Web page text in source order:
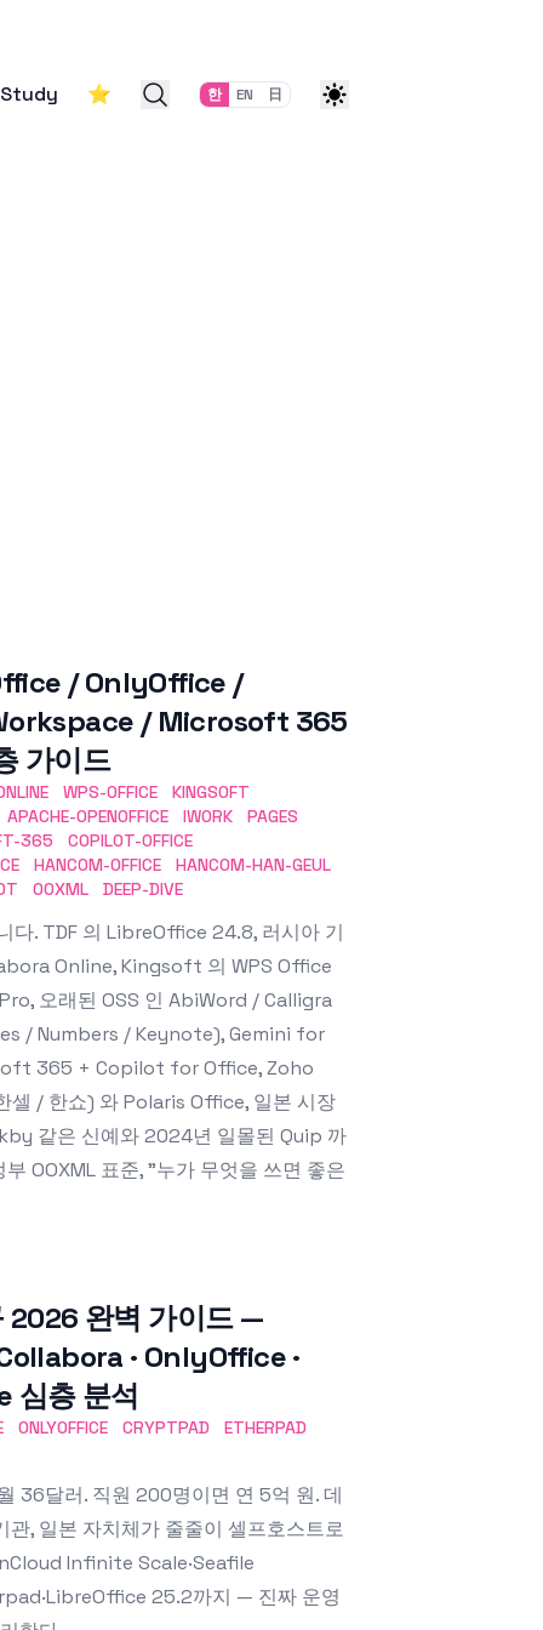
Study ⭐ 한 EN 日
/ OnlyOffice /
/ Microsoft 365
가이드
WPS-OFFICE
KINGSOFT
APACHE-OPENOFFICE
IWORK
PAGES
365
COPILOT-OFFICE
HANCOM-OFFICE
HANCOM-HAN-GEUL
OOXML DEEP-DIVE
다. TDF 의 LibreOffice 24.8, 러시아 기
Online, Kingsoft 의 WPS Office
오래된 OSS 인 AbiWord / Calligra
/ Numbers / Keynote), Gemini for
365 + Copilot for Office, Zoho
셀 / 한쇼) 와 Polaris Office, 일본 시장
같은 신예와 2024년 일몰된 Quip 까
OOXML 표준, "누가 무엇을 쓰면 좋은
2026 완벽 가이드 —
· OnlyOffice ·
심층 분석
ONLYOFFICE CRYPTPAD ETHERPAD
36달러. 직원 200명이면 연 5억 원. 데
관, 일본 자치체가 줄줄이 셀프호스트로
Infinite Scale·Seafile
25.2까지 — 진짜 운영